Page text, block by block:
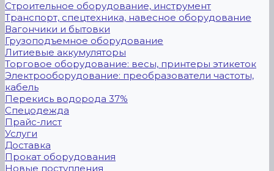
Строительное оборудование, инструмент
Транспорт, спецтехника, навесное оборудование
Вагончики и бытовки
Грузоподъемное оборудование
Литиевые аккумуляторы
Торговое оборудование: весы, принтеры этикеток
Электрооборудование: преобразователи частоты,
кабель
Перекись водорода 37%
Спецодежда
Прайс-лист
Услуги
Доставка
Прокат оборудования
Новые поступления